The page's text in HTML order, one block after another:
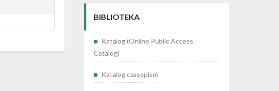
BIBLIOTEKA
Katalog (Online Public Access
Catalog)
Katalog czasopism